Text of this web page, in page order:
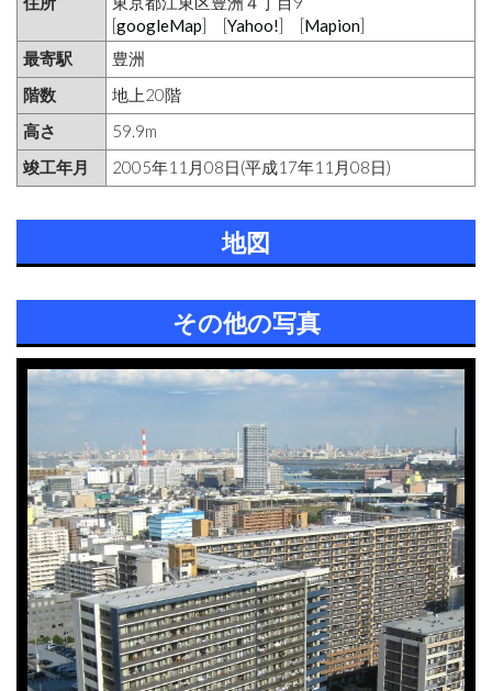
[googleMap] [Yahoo!] [Mapion]
最寄駅
豊洲
階数
地上20階
高さ
59.9m
竣工年月
2005年11月08日(平成17年11月08日)
地図
その他の写真